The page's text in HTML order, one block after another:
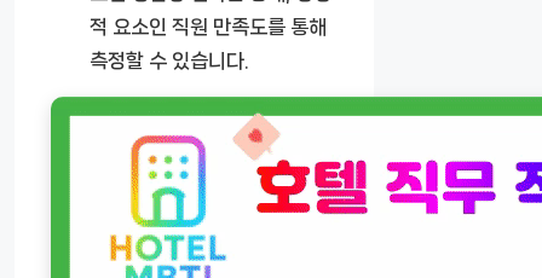
적 요소인 직원 만족도를 통해
측정할 수 있습니다.